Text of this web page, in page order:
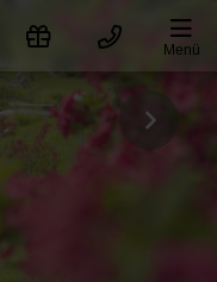
Menü